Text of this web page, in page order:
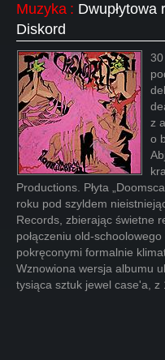
Muzyka : Dwupłytowa
Diskord
z
o
Productions. Płyta
roku pod szyldem
Records, zbierając świetne
połączeniu old-
pokręconymi formalnie
Wznowiona wersja albumu
tysiąca sztuk jewel case'a, z